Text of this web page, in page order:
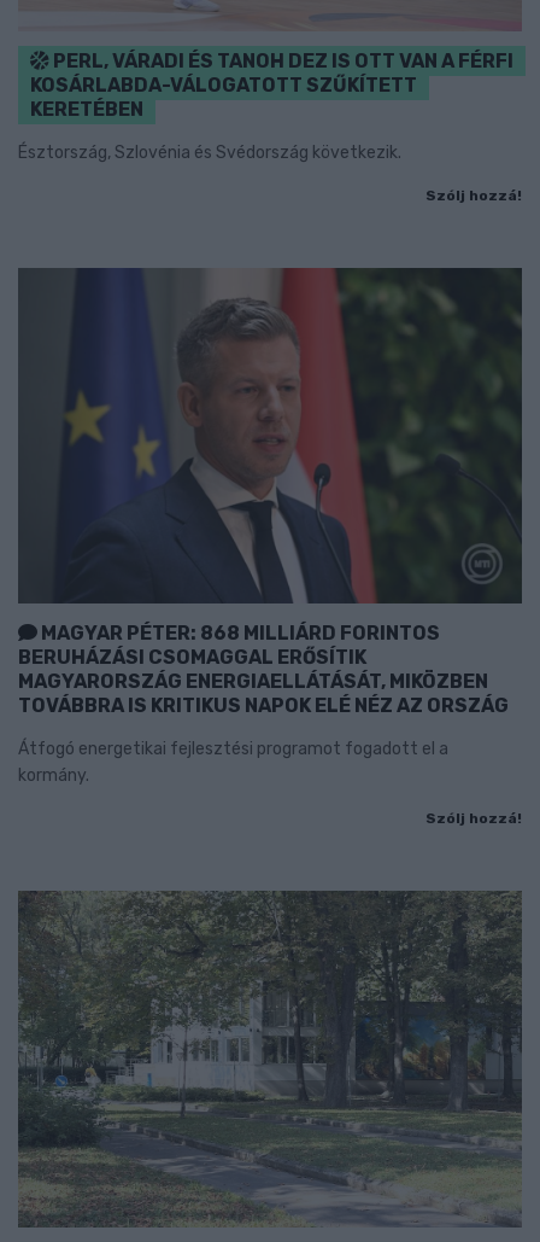
PERL, VÁRADI ÉS TANOH DEZ IS OTT VAN A FÉRFI
KOSÁRLABDA-VÁLOGATOTT SZŰKÍTETT
KERETÉBEN
Észtország, Szlovénia és Svédország következik.
Szólj hozzá!
MAGYAR PÉTER: 868 MILLIÁRD FORINTOS
BERUHÁZÁSI CSOMAGGAL ERŐSÍTIK
MAGYARORSZÁG ENERGIAELLÁTÁSÁT, MIKÖZBEN
TOVÁBBRA IS KRITIKUS NAPOK ELÉ NÉZ AZ ORSZÁG
Átfogó energetikai fejlesztési programot fogadott el a
kormány.
Szólj hozzá!